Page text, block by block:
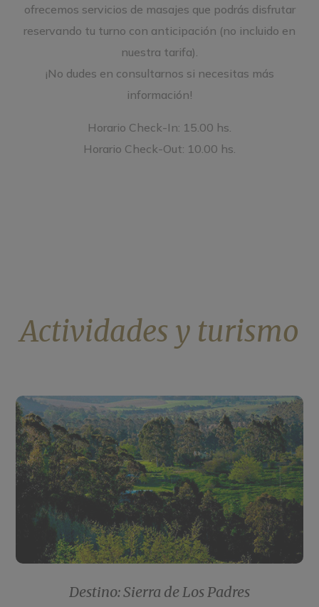
ofrecemos servicios de masajes que podrás disfrutar
reservando tu turno con anticipación (no incluido en
nuestra tarifa).
¡No dudes en consultarnos si necesitas más
información!
Horario Check-In: 15.00 hs.
Horario Check-Out: 10.00 hs.
Actividades y turismo
Destino: Sierra de Los Padres